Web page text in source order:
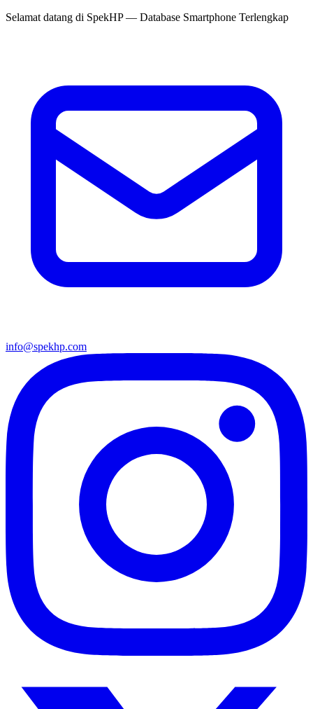
Selamat datang di SpekHP— Database Smartphone Terlengkap
info@spekhp.com